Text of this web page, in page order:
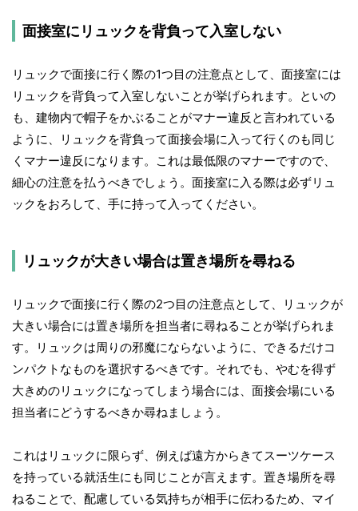
面接室にリュックを背負って入室しない
リュックで面接に行く際の1つ目の注意点として、面接室には
リュックを背負って入室しないことが挙げられます。といの
も、建物内で帽子をかぶることがマナー違反と言われている
ように、リュックを背負って面接会場に入って行くのも同じ
くマナー違反になります。これは最低限のマナーですので、
細心の注意を払うべきでしょう。面接室に入る際は必ずリュ
ックをおろして、手に持って入ってください。
リュックが大きい場合は置き場所を尋ねる
リュックで面接に行く際の2つ目の注意点として、リュックが
大きい場合には置き場所を担当者に尋ねることが挙げられま
す。リュックは周りの邪魔にならないように、できるだけコ
ンパクトなものを選択するべきです。それでも、やむを得ず
大きめのリュックになってしまう場合には、面接会場にいる
担当者にどうするべきか尋ねましょう。
これはリュックに限らず、例えば遠方からきてスーツケース
を持っている就活生にも同じことが言えます。置き場所を尋
ねることで、配慮している気持ちが相手に伝わるため、マイ